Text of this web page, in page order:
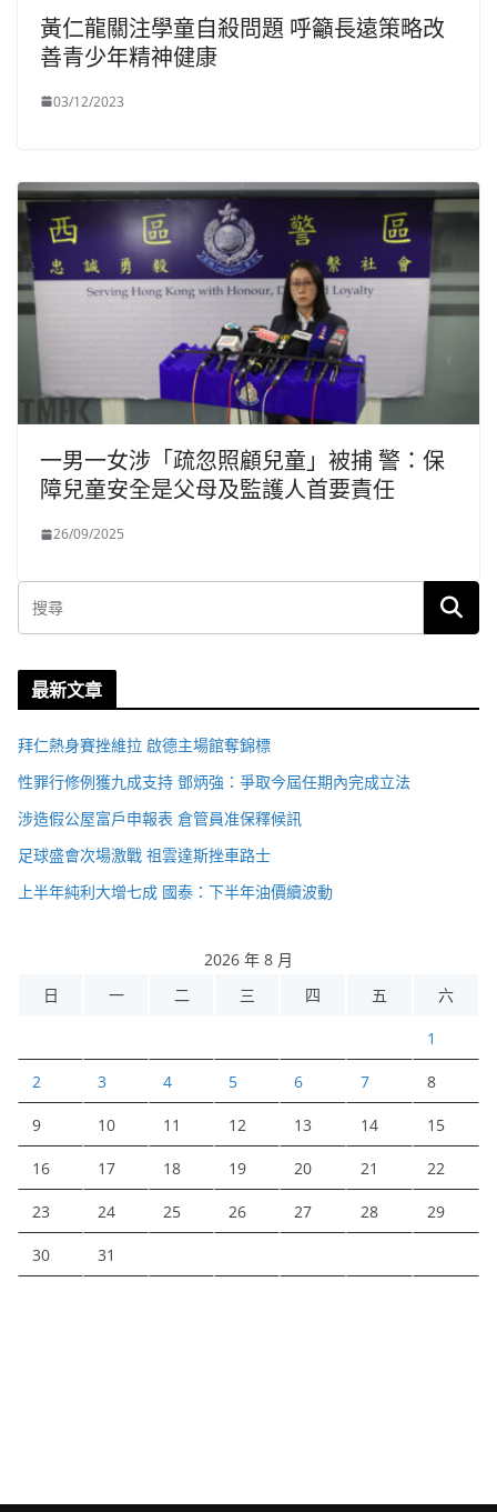
黃仁龍關注學童自殺問題 呼籲長遠策略改
善青少年精神健康
03/12/2023
一男一女涉「疏忽照顧兒童」被捕 警：保
障兒童安全是父母及監護人首要責任
26/09/2025
最新文章
拜仁熱身賽挫維拉 啟德主場館奪錦標
性罪行修例獲九成支持 鄧炳強：爭取今屆任期內完成立法
涉造假公屋富戶申報表 倉管員准保釋候訊
足球盛會次場激戰 祖雲達斯挫車路士
上半年純利大增七成 國泰：下半年油價續波動
2026 年 8 月
日
一 二 三 四 五 六
1
2 3 4 5 6 7 8
9 10 11 12 13 14 15
16 17 18 19 20 21 22
23 24 25 26 27 28 29
30 31